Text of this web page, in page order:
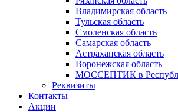
Владимирская область
Тульская область
Смоленская область
Самарская область
Астраханская область
Воронежская область
МОССЕПТИК в
Реквизиты
Контакты
Акции